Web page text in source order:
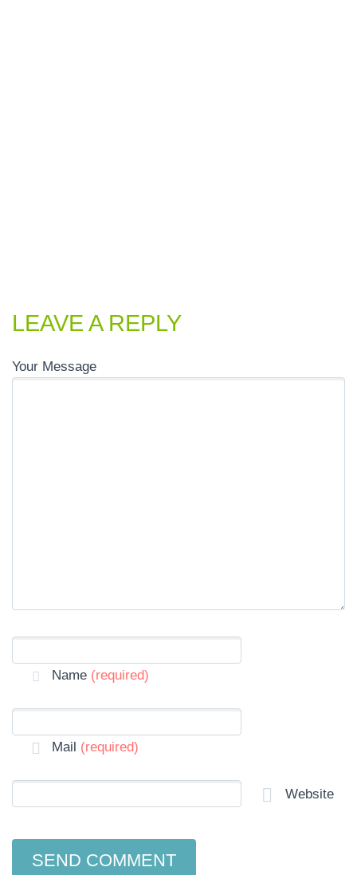
LEAVE A REPLY
Your Message
Name (required)
Mail (required)
Website